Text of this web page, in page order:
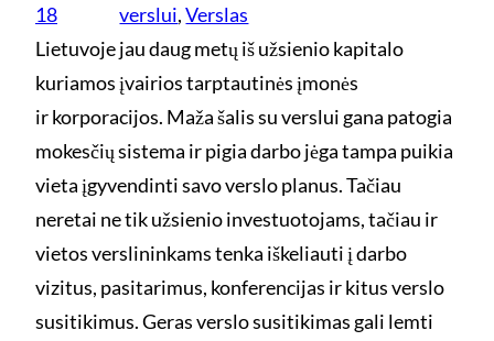
18
verslui, Verslas
Lietuvoje jau daug metų iš užsienio kapitalo
kuriamos įvairios tarptautinės įmonės
ir korporacijos. Maža šalis su verslui gana patogia
mokesčių sistema ir pigia darbo jėga tampa puikia
vieta įgyvendinti savo verslo planus. Tačiau
neretai ne tik užsienio investuotojams, tačiau ir
vietos verslininkams tenka iškeliauti į darbo
vizitus, pasitarimus, konferencijas ir kitus verslo
susitikimus. Geras verslo susitikimas gali lemti